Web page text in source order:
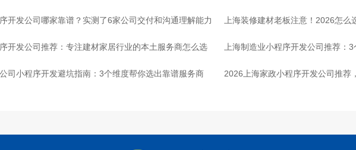
序开发公司哪家靠谱？实测了6家公司交付和沟通理解能力 上海装修建材老板注意！2026怎么
序开发公司推荐：专注建材家居行业的本土服务商怎么选 上海制造业小程序开发公司推荐：
公司小程序开发避坑指南：3个维度帮你选出靠谱服务商 2026上海家政小程序开发公司推荐